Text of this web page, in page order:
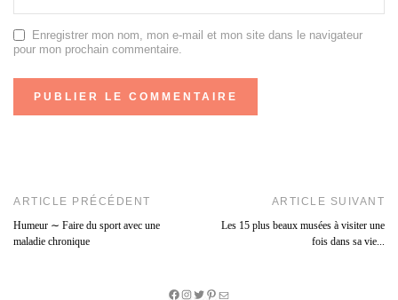
Enregistrer mon nom, mon e-mail et mon site dans le navigateur
pour mon prochain commentaire.
ARTICLE PRÉCÉDENT
Humeur ∼ Faire du sport avec une
maladie chronique
ARTICLE SUIVANT
Les 15 plus beaux musées à visiter une
fois dans sa vie...